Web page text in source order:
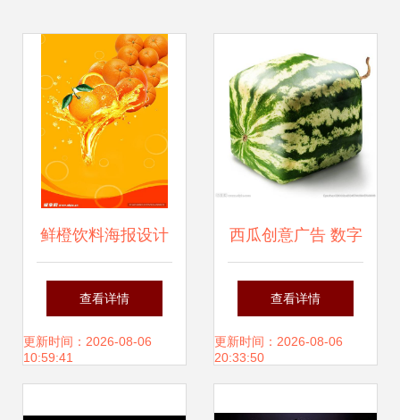
鲜橙饮料海报设计
图 创意与软件的融
合之道
查看详情
更新时间：2026-08-06
10:59:41
西瓜创意广告 数字
时代的甜蜜引爆点
查看详情
更新时间：2026-08-06
20:33:50